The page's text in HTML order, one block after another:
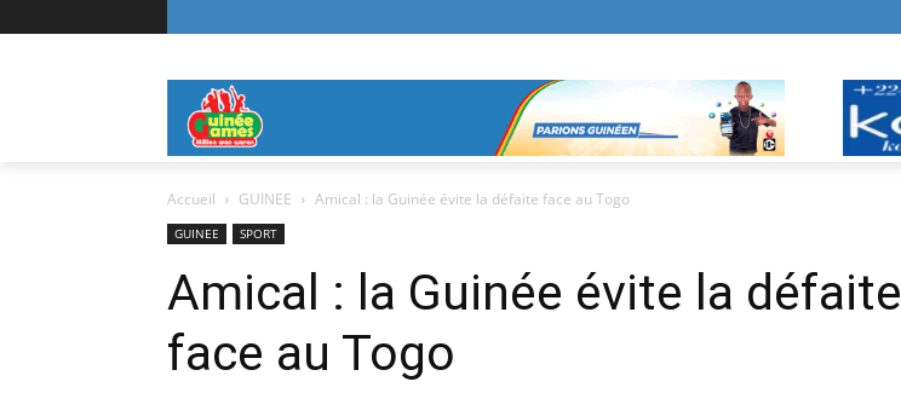
Accueil GUINEE Amical : la Guinée évite la défaite face au Togo
GUINEE SPORT
Amical : la Guinée évite la défaite
face au Togo